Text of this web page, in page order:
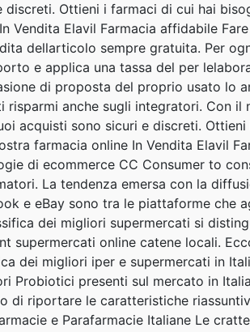
discreti. Ottieni i farmaci di cui hai
Vendita Elavil Farmacia affidabile
dellarticolo sempre gratuita. Per
e applica una tassa del per
di proposta del proprio usato lo
risparmi anche sugli integratori. Con
acquisti sono sicuri e discreti.
farmacia online In Vendita Elavil
di ecommerce CC Consumer to
La tendenza emersa con la
e eBay sono tra le piattaforme che
dei migliori supermercati si
supermercati online catene locali.
dei migliori iper e supermercati in
Probiotici presenti sul mercato in
di riportare le caratteristiche
e Parafarmacie Italiane Le